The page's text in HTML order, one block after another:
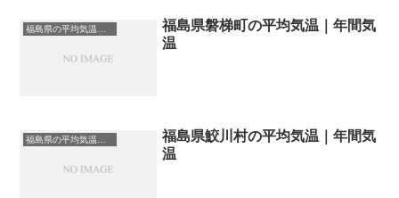
福島県の平均気温まとめ
福島県磐梯町の平均気温｜年間気
温
福島県鮫川村の平均気温｜年間気
温